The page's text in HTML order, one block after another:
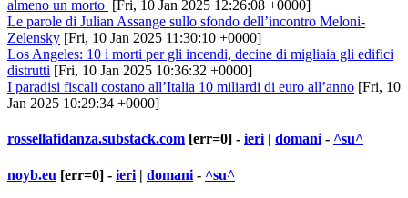
almeno un morto [Fri, 10 Jan 2025 12:26:08 +0000]
Le parole di Julian Assange sullo sfondo dell’incontro Meloni-
Zelensky [Fri, 10 Jan 2025 11:30:10 +0000]
Los Angeles: 10 i morti per gli incendi, decine di migliaia gli edifici
distrutti [Fri, 10 Jan 2025 10:36:32 +0000]
I paradisi fiscali costano all’Italia 10 miliardi di euro all’anno [Fri, 10
Jan 2025 10:29:34 +0000]
rossellafidanza.substack.com [err=0] - ieri| domani- ^su^
noyb.eu [err=0] - ieri | domani - ^su^